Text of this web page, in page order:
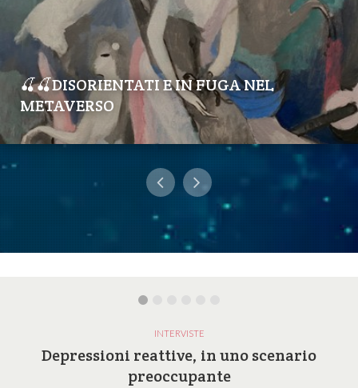
🍒🍒DISORIENTATI E IN FUGA NEL
METAVERSO
INTERVISTE
Depressioni reattive, in uno scenario
preoccupante